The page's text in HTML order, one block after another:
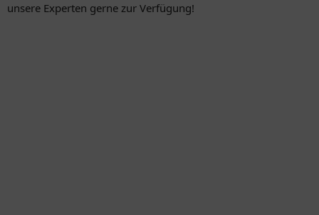
unsere Experten gerne zur Verfügung!